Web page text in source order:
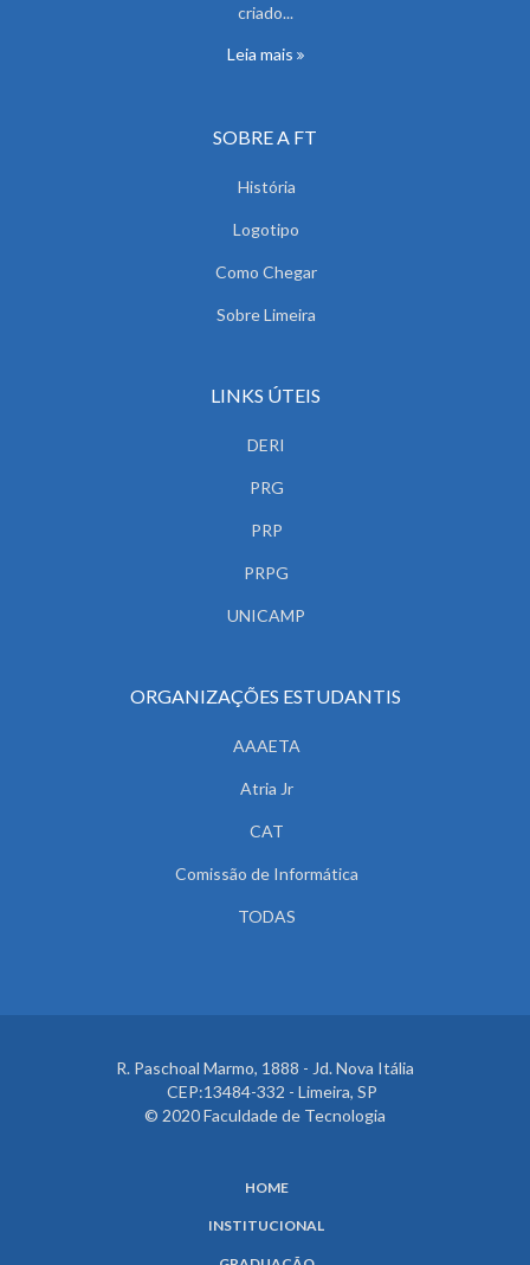
criado...
Leia mais
SOBRE A FT
História
Logotipo
Como Chegar
Sobre Limeira
LINKS ÚTEIS
DERI
PRG
PRP
PRPG
UNICAMP
ORGANIZAÇÕES ESTUDANTIS
AAAETA
Atria Jr
CAT
Comissão de Informática
TODAS
R. Paschoal Marmo, 1888 - Jd. Nova Itália
CEP:13484-332 - Limeira, SP
© 2020 Faculdade de Tecnologia
HOME
INSTITUCIONAL